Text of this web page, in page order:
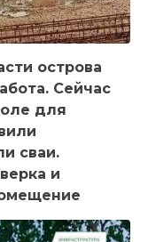
острова
Сейчас
для
сваи.
и